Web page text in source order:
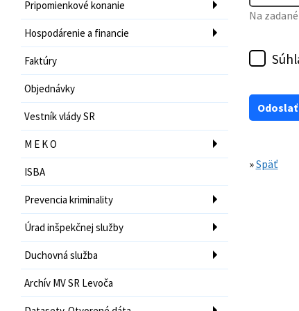
Pripomienkové konanie
Hospodárenie a financie
Faktúry
Objednávky
Vestník vlády SR
M E K O
ISBA
Prevencia kriminality
Úrad inšpekčnej služby
Duchovná služba
Archív MV SR Levoča
Na
»Späť